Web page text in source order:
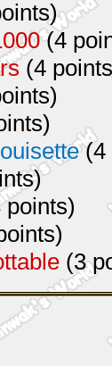
(4
(4
(4
(3